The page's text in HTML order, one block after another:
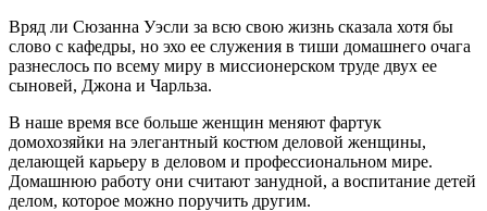
Вряд ли Сюзанна Уэсли за всю свою жизнь сказала хотя бы
слово с кафедры, но эхо ее служения в тиши домашнего очага
разнеслось по всему миру в миссионерском труде двух ее
сыновей, Джона и Чарльза.
В наше время все больше женщин меняют фартук
домохозяйки на элегантный костюм деловой женщины,
делающей карьеру в деловом и профессиональном мире.
Домашнюю работу они считают занудной, а воспитание детей
делом, которое можно поручить другим.